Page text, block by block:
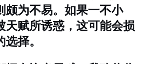
颇为不易。如果一不小
天赋所诱惑，这可能会损
择。